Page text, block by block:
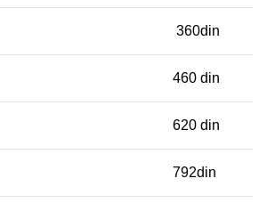
360din
460 din
620 din
792din